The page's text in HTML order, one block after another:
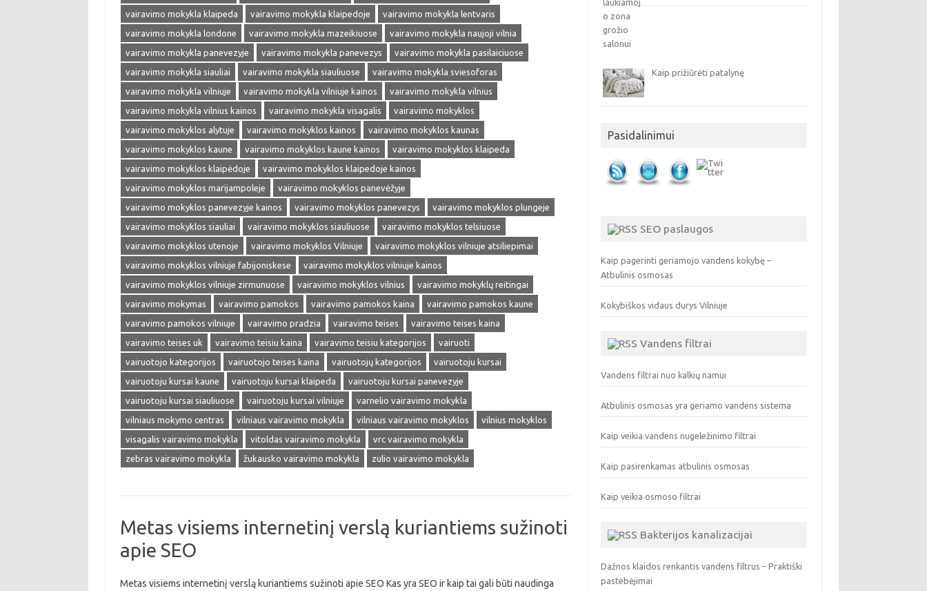
vairavimo mokykla klaipeda
vairavimo mokykla klaipedoje
vairavimo mokykla lentvaris
vairavimo mokykla londone
vairavimo mokykla mazeikiuose
vairavimo mokykla naujoji vilnia
vairavimo mokykla panevezyje
vairavimo mokykla panevezys
vairavimo mokykla pasilaiciuose
vairavimo mokykla siauliai
vairavimo mokykla siauliuose
vairavimo mokykla sviesoforas
vairavimo mokykla vilniuje
vairavimo mokykla vilniuje kainos
vairavimo mokykla vilnius
vairavimo mokykla vilnius kainos
vairavimo mokykla visagalis
vairavimo mokyklos
vairavimo mokyklos alytuje
vairavimo mokyklos kainos
vairavimo mokyklos kaunas
vairavimo mokyklos kaune
vairavimo mokyklos kaune kainos
vairavimo mokyklos klaipeda
vairavimo mokyklos klaipėdoje
vairavimo mokyklos klaipedoje kainos
vairavimo mokyklos marijampoleje
vairavimo mokyklos panevėžyje
vairavimo mokyklos panevezyje kainos
vairavimo mokyklos panevezys
vairavimo mokyklos plungeje
vairavimo mokyklos siauliai
vairavimo mokyklos siauliuose
vairavimo mokyklos telsiuose
vairavimo mokyklos utenoje
vairavimo mokyklos Vilniuje
vairavimo mokyklos vilniuje atsiliepimai
vairavimo mokyklos vilniuje fabijoniskese
vairavimo mokyklos vilniuje kainos
vairavimo mokyklos vilniuje zirmunuose
vairavimo mokyklos vilnius
vairavimo mokyklų reitingai
vairavimo mokymas
vairavimo pamokos vairavimo pamokos kaina
vairavimo pamokos kaune
vairavimo pamokos vilniuje
vairavimo pradzia vairavimo teises
vairavimo teises kaina
vairavimo teises uk
vairavimo teisiu kaina vairavimo teisiu kategorijos
vairuoti
vairuotojo kategorijos
vairuotojo teises kaina vairuotojų kategorijos
vairuotoju kursai
vairuotoju kursai kaune
vairuotoju kursai klaipeda
vairuotoju kursai panevezyje
vairuotoju kursai siauliuose
vairuotoju kursai vilniuje
varnelio vairavimo mokykla
vilniaus mokymo centras
vilniaus vairavimo mokykla vilniaus vairavimo mokyklos
vilnius mokyklos
visagalis vairavimo mokykla
vitoldas vairavimo mokykla
vrc vairavimo mokykla
zebras vairavimo mokykla
žukausko vairavimo mokykla zulio vairavimo mokykla
Metas visiems internetinį verslą kuriantiems sužinoti
apie SEO
Metas visiems internetinį verslą kuriantiems sužinoti apie SEO Kas yra SEO ir kaip tai gali būti naudinga
Kaip prižiūrėti patalynę
Pasidalinimui
SEO paslaugos
Kaip pagerinti geriamojo vandens kokybę –
Atbulinis osmosas
Kokybiškos vidaus durys Vilniuje
Vandens filtrai
Vandens filtrai nuo kalkių namui
Atbulinis osmosas yra geriamo vandens sistema
Kaip veikia vandens nugeležinimo filtrai
Kaip pasirenkamas atbulinis osmosas
Kaip veikia osmoso filtrai
Bakterijos kanalizacijai
Dažnos klaidos renkantis vandens filtrus – Praktiški
pastebėjimai